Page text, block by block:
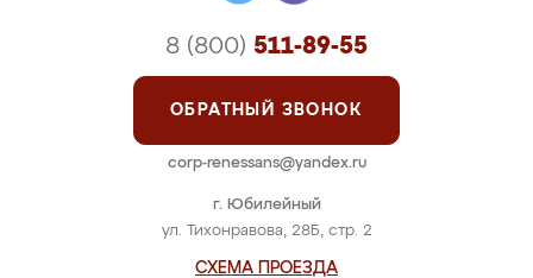
г. Юбилейный
ул. Тихонравова, 28Б, стр. 2
СХЕМА ПРОЕЗДА
8 (800) 511-89-55
ОБРАТНЫЙ ЗВОНОК
corp-renessans@yandex.ru